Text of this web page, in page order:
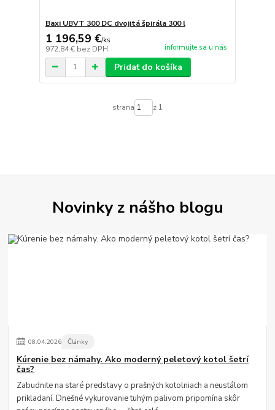
Baxi UBVT 300 DC dvojitá špirála 300 l
1 196,59 €/ks
972,84 € bez DPH informujte sa u nás
Pridať do košíka
strana z 1
Novinky z nášho blogu
08.04.2026 Články
Kúrenie bez námahy. Ako moderný peletový kotol šetrí
čas?
Zabudnite na staré predstavy o prašných kotolniach a neustálom
prikladaní. Dnešné vykurovanie tuhým palivom pripomína skôr